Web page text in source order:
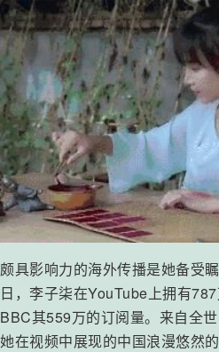
颇具影响力的海外传播是她备受
日，李子柒在YouTube上拥有
BBC其559万的订阅量。来自全
她在视频中展现的中国浪漫悠然